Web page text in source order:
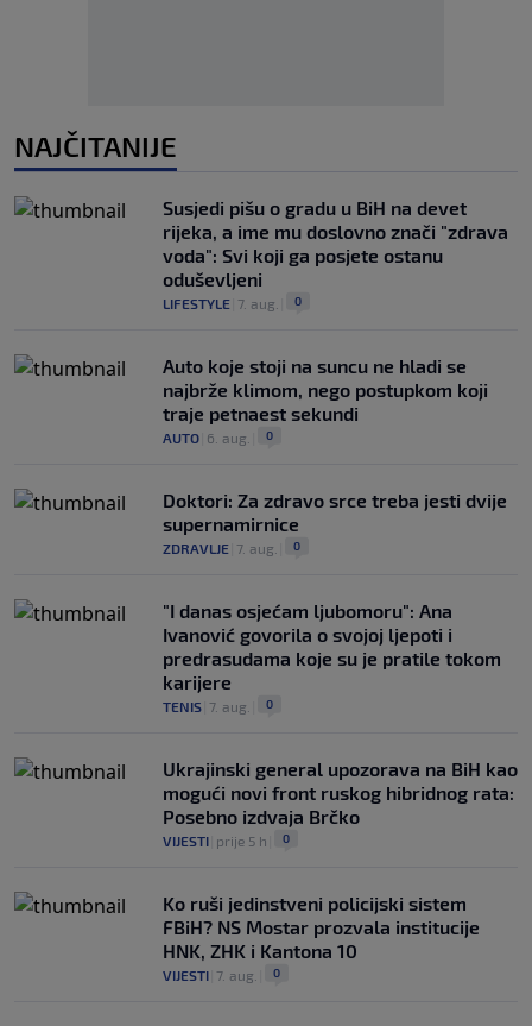
NAJČITANIJE
Susjedi pišu o gradu u BiH na devet
rijeka, a ime mu doslovno znači "zdrava
voda": Svi koji ga posjete ostanu
oduševljeni
LIFESTYLE 7. aug. 0
Auto koje stoji na suncu ne hladi se
najbrže klimom, nego postupkom koji
traje petnaest sekundi
AUTO 6. aug. 0
Doktori: Za zdravo srce treba jesti dvije
supernamirnice
ZDRAVLJE 7. aug. 0
"I danas osjećam ljubomoru": Ana
Ivanović govorila o svojoj ljepoti i
predrasudama koje su je pratile tokom
karijere
TENIS 7. aug. 0
Ukrajinski general upozorava na BiH kao
mogući novi front ruskog hibridnog rata:
Posebno izdvaja Brčko
VIJESTI prije 5 h 0
Ko ruši jedinstveni policijski sistem
FBiH? NS Mostar prozvala institucije
HNK, ZHK i Kantona 10
VIJESTI 7. aug. 0